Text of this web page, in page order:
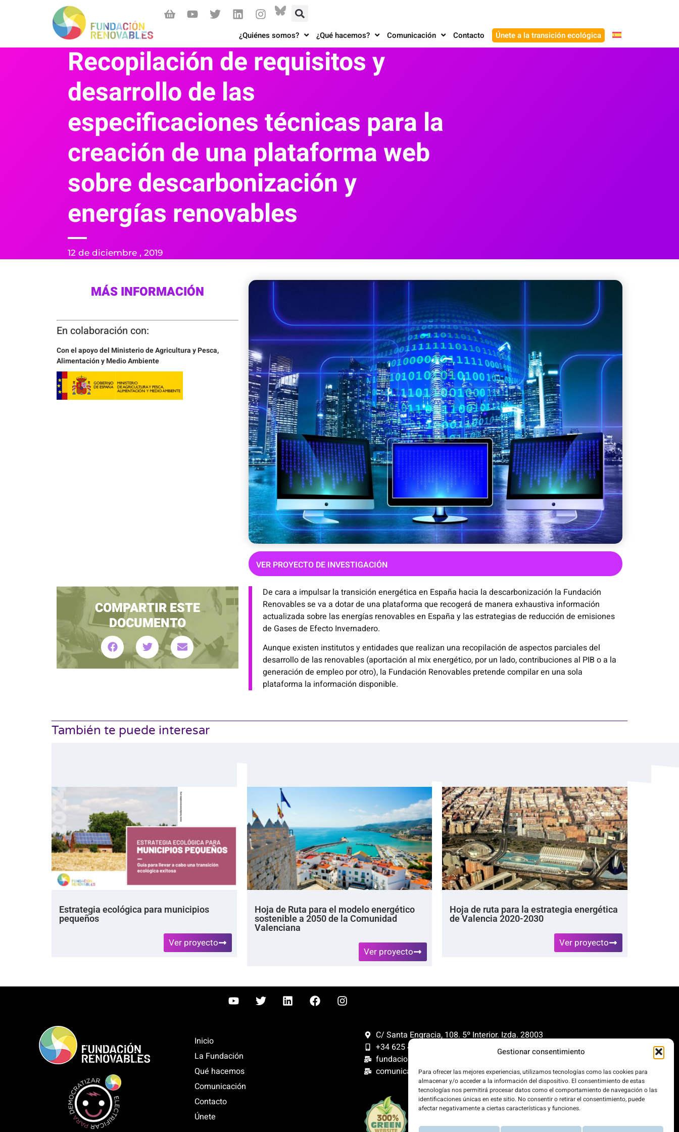
Gestionar consentimiento
Para ofrecer las mejores experiencias, utilizamos tecnologías como las cookies para
almacenar y/o acceder a la información del dispositivo. El consentimiento de estas
tecnologías nos permitirá procesar datos como el comportamiento de navegación o las
identificaciones únicas en este sitio. No consentir o retirar el consentimiento, puede
afectar negativamente a ciertas características y funciones.
¿Quiénes somos? ¿Qué hacemos? Comunicación Contacto Únete a la transición ecológica
Recopilación de requisitos y
desarrollo de las
especificaciones técnicas para la
creación de una plataforma web
sobre descarbonización y
energías renovables
12 de diciembre , 2019
MÁS INFORMACIÓN
En colaboración con:
Con el apoyo del Ministerio de Agricultura y Pesca,
Alimentación y Medio Ambiente
VER PROYECTO DE INVESTIGACIÓN
COMPARTIR ESTE
DOCUMENTO
De cara a impulsar la transición energética en España hacia la descarbonización la Fundación
Renovables se va a dotar de una plataforma que recogerá de manera exhaustiva información
actualizada sobre las energías renovables en España y las estrategias de reducción de emisiones
de Gases de Efecto Invernadero.
Aunque existen institutos y entidades que realizan una recopilación de aspectos parciales del
desarrollo de las renovables (aportación al mix energético, por un lado, contribuciones al PIB o a la
generación de empleo por otro), la Fundación Renovables pretende compilar en una sola
plataforma la información disponible.
También te puede interesar
Estrategia ecológica para municipios
pequeños
Ver proyecto
Hoja de Ruta para el modelo energético
sostenible a 2050 de la Comunidad
Valenciana
Ver proyecto
Hoja de ruta para la estrategia energética
de Valencia 2020-2030
Ver proyecto
Inicio
La Fundación
Qué hacemos
Comunicación
Contacto
Únete
C/ Santa Engracia, 108. 5º Interior. Izda. 28003
+34 625 47 42 11
fundacion@fundacionrenovables.org
comunicacion@fundacionrenovables.org
Compensamos la huella de carbono en un
300%. Web 100% impulsada por energías
renovables.